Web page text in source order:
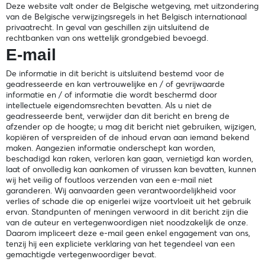
Deze website valt onder de Belgische wetgeving, met uitzondering
van de Belgische verwijzingsregels in het Belgisch internationaal
privaatrecht. In geval van geschillen zijn uitsluitend de
rechtbanken van ons wettelijk grondgebied bevoegd.
E-mail
De informatie in dit bericht is uitsluitend bestemd voor de
geadresseerde en kan vertrouwelijke en / of gevrijwaarde
informatie en / of informatie die wordt beschermd door
intellectuele eigendomsrechten bevatten. Als u niet de
geadresseerde bent, verwijder dan dit bericht en breng de
afzender op de hoogte; u mag dit bericht niet gebruiken, wijzigen,
kopiëren of verspreiden of de inhoud ervan aan iemand bekend
maken. Aangezien informatie onderschept kan worden,
beschadigd kan raken, verloren kan gaan, vernietigd kan worden,
laat of onvolledig kan aankomen of virussen kan bevatten, kunnen
wij het veilig of foutloos verzenden van een e-mail niet
garanderen. Wij aanvaarden geen verantwoordelijkheid voor
verlies of schade die op enigerlei wijze voortvloeit uit het gebruik
ervan. Standpunten of meningen verwoord in dit bericht zijn die
van de auteur en vertegenwoordigen niet noodzakelijk de onze.
Daarom impliceert deze e-mail geen enkel engagement van ons,
tenzij hij een expliciete verklaring van het tegendeel van een
gemachtigde vertegenwoordiger bevat.